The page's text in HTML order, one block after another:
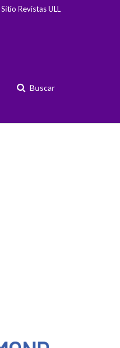
Buscar
Sitio Revistas ULL